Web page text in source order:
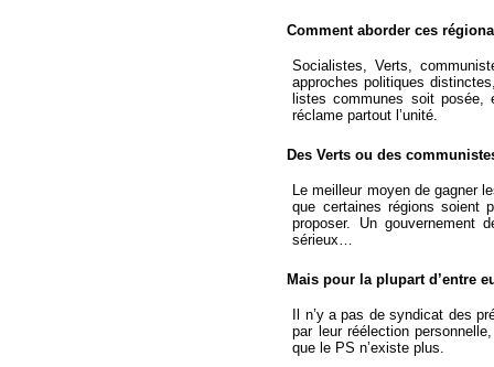
Comment aborder ces
Socialistes, Verts,
approches politiques
listes communes soit posée,
réclame partout l’unité.
Des Verts ou des
Le meilleur moyen de gagner
que certaines régions soient
proposer. Un gouvernement
sérieux…
Mais pour la plupart d’entre
Il n’y a pas de syndicat des
par leur réélection
que le PS n’existe plus.